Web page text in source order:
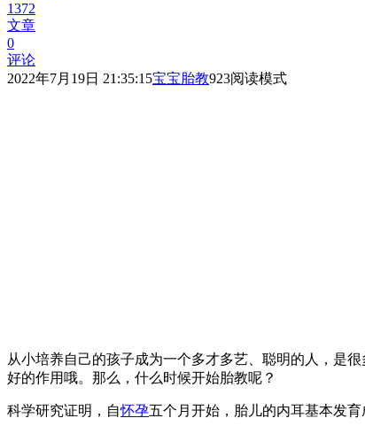
1372
文章
0
评论
2022年7月19日 21:35:15宝宝胎教923阅读模式
从小培养自己的孩子成为一个多才多艺、聪明的人，是很
好的作用哦。那么，什么时候开始胎教呢？
科学研究证明，自怀孕五个月开始，胎儿的内耳基本发